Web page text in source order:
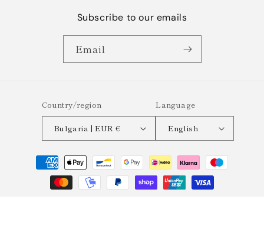
Subscribe to our emails
Email
Country/region
Bulgaria | EUR €
Language
English
Payment
methods